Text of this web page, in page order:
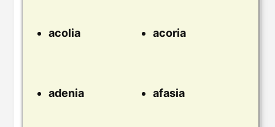
acolia acoria
adenia afasia